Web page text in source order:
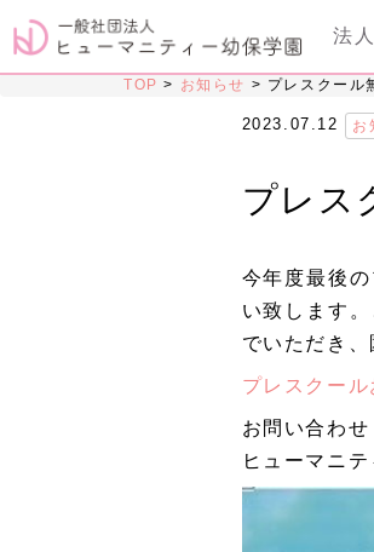
法
TOP > お知らせ > プレスクー
2023.07.12 お
プレス
今年度最後
い致します
でいただき
プレスクー
お問い合わせ
ヒューマニ